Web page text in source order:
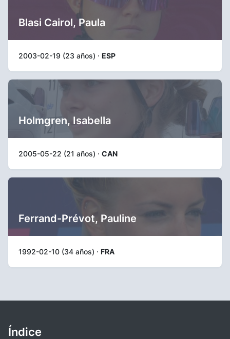
Blasi Cairol, Paula
2003-02-19 (23 años) · ESP
Holmgren, Isabella
2005-05-22 (21 años) · CAN
Ferrand-Prévot, Pauline
1992-02-10 (34 años) · FRA
Índice